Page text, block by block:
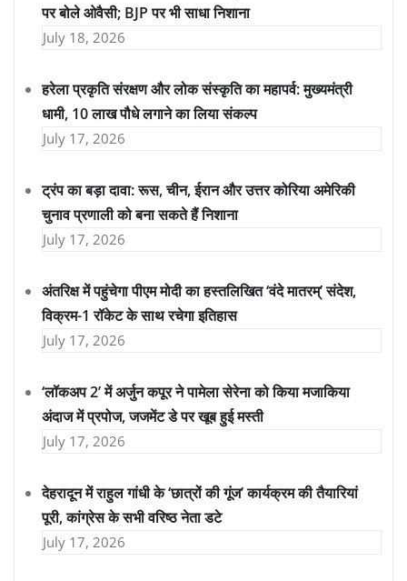
पर बोले ओवैसी; BJP पर भी साधा निशाना
July 18, 2026
हरेला प्रकृति संरक्षण और लोक संस्कृति का महापर्व: मुख्यमंत्री
धामी, 10 लाख पौधे लगाने का लिया संकल्प
July 17, 2026
ट्रंप का बड़ा दावा: रूस, चीन, ईरान और उत्तर कोरिया अमेरिकी
चुनाव प्रणाली को बना सकते हैं निशाना
July 17, 2026
अंतरिक्ष में पहुंचेगा पीएम मोदी का हस्तलिखित ‘वंदे मातरम्’ संदेश,
विक्रम-1 रॉकेट के साथ रचेगा इतिहास
July 17, 2026
‘लॉकअप 2’ में अर्जुन कपूर ने पामेला सेरेना को किया मजाकिया
अंदाज में प्रपोज, जजमेंट डे पर खूब हुई मस्ती
July 17, 2026
देहरादून में राहुल गांधी के ‘छात्रों की गूंज’ कार्यक्रम की तैयारियां
पूरी, कांग्रेस के सभी वरिष्ठ नेता डटे
July 17, 2026